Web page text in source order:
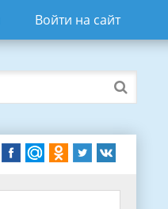
Войти на сайт